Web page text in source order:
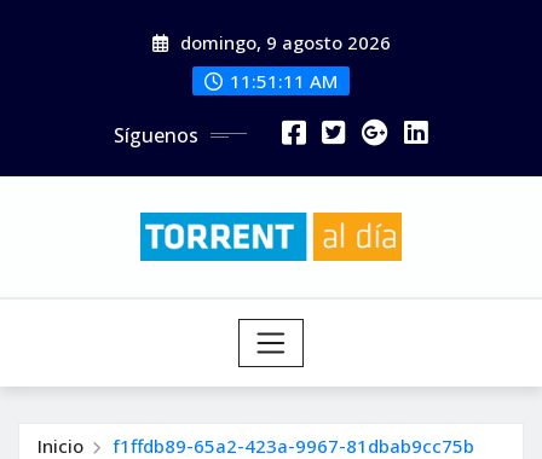
domingo, 9 agosto 2026
11:51:13 AM
Síguenos
Inicio f1ffdb89-65a2-423a-9967-81dbab9cc75b